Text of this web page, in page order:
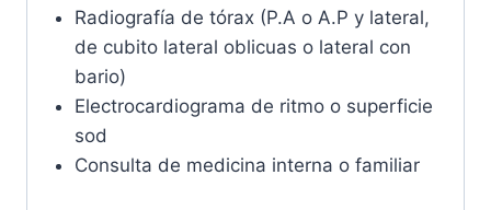
Radiografía de tórax (P.A o A.P y lateral,
de cubito lateral oblicuas o lateral con
bario)
Electrocardiograma de ritmo o superficie
sod
Consulta de medicina interna o familiar